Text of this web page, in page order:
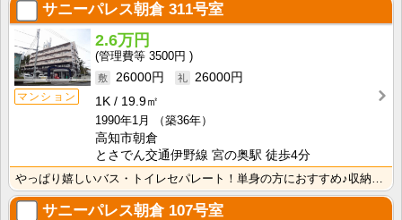
サニーパレス朝倉311号室
マンション
2.6万円
3500円
26000円
26000円
1K
19.9㎡
1990年1月
（築36年）
高知市朝倉
とさでん交通伊野線 宮の奥駅 徒歩4分
サニーパレス朝倉107号室